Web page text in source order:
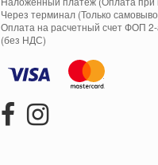
Через терминал (Только
Оплата на расчетный счет ФОП 2-
(без НДС)